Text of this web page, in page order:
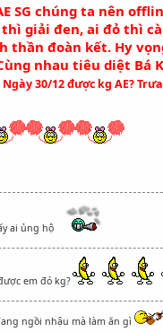
SG chúng ta nên
giải đen, ai đỏ thì
thần đoàn kết. Hy
nhau tiêu diệt Bá
30/12 được kg AE?
ai ủng hộ
em đó kg?
ngồi nhậu mà làm ăn gì